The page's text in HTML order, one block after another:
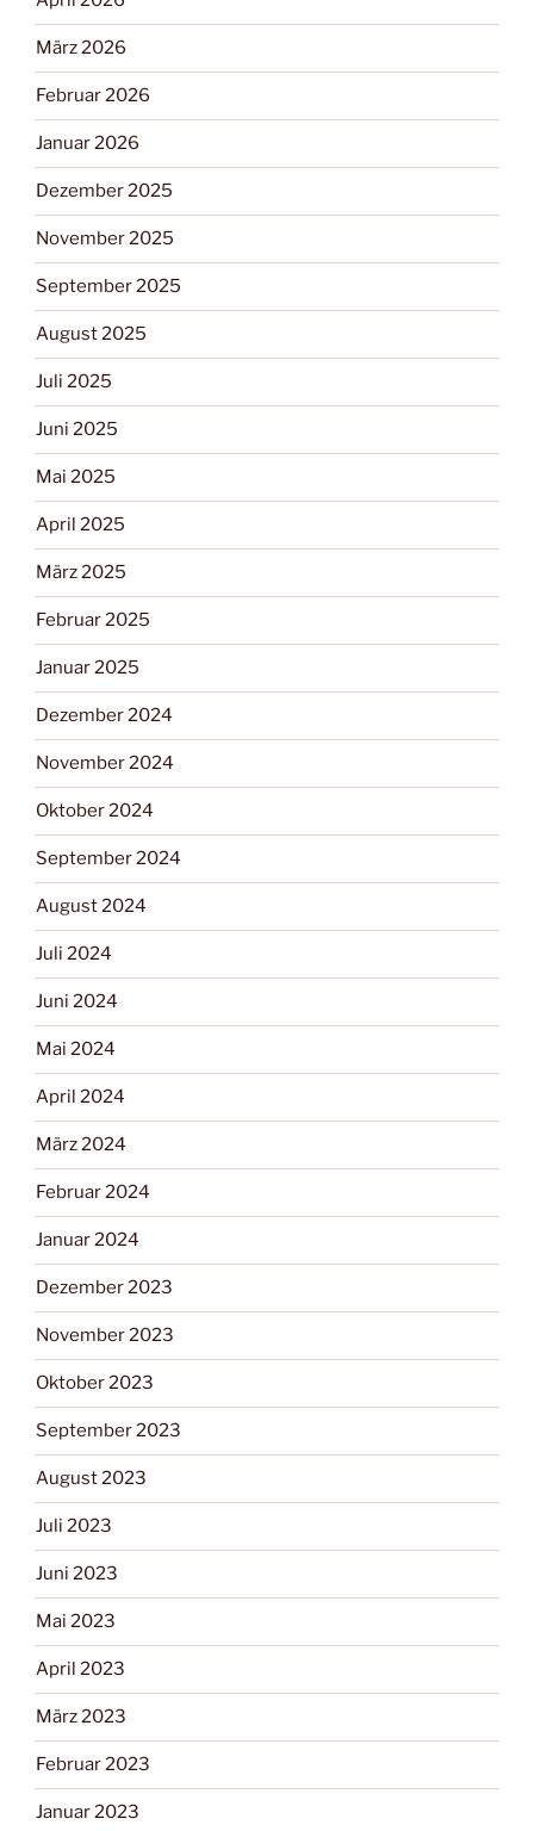
März 2026
Februar 2026
Januar 2026
Dezember 2025
November 2025
September 2025
August 2025
Juli 2025
Juni 2025
Mai 2025
April 2025
März 2025
Februar 2025
Januar 2025
Dezember 2024
November 2024
Oktober 2024
September 2024
August 2024
Juli 2024
Juni 2024
Mai 2024
April 2024
März 2024
Februar 2024
Januar 2024
Dezember 2023
November 2023
Oktober 2023
September 2023
August 2023
Juli 2023
Juni 2023
Mai 2023
April 2023
März 2023
Februar 2023
Januar 2023